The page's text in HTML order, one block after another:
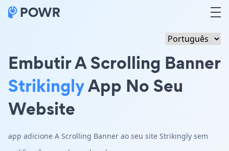
Embutir A Scrolling Banner
StrikinglyApp No Seu
Website
app adicione A Scrolling Banner ao seu site Strikingly sem